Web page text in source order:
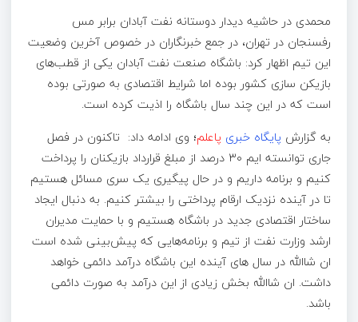
محمدی در حاشیه دیدار دوستانه نفت آبادان برابر مس
رفسنجان در تهران، در جمع خبرنگاران در خصوص آخرین وضعیت
این تیم اظهار کرد: باشگاه صنعت نفت آبادان یکی از قطب‌های
بازیکن سازی کشور بوده اما شرایط اقتصادی به صورتی بوده
است که در این چند سال باشگاه را اذیت کرده است.
به گزارش پایگاه خبری پاعلم؛ وی ادامه داد: تاکنون در فصل
جاری توانسته ایم ۳۰ درصد از مبلغ قرارداد بازیکنان را پرداخت
کنیم و برنامه داریم و در حال پیگیری یک سری مسائل هستیم
تا در آینده نزدیک ارقام پرداختی را بیشتر کنیم. به دنبال ایجاد
ساختار اقتصادی جدید در باشگاه هستیم و با حمایت مدیران
ارشد وزارت نفت از تیم و برنامه‌هایی که پیش‌بینی شده است
ان شاالله در سال های آینده این باشگاه درآمد دائمی خواهد
داشت. ان شاالله بخش زیادی از این درآمد به صورت دائمی
باشد.